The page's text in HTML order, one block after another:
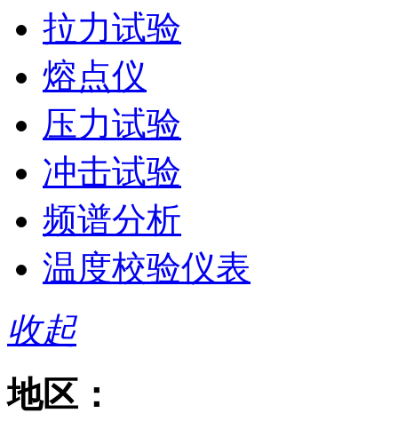
拉力试验
熔点仪
压力试验
冲击试验
频谱分析
温度校验仪表
收起
地区：